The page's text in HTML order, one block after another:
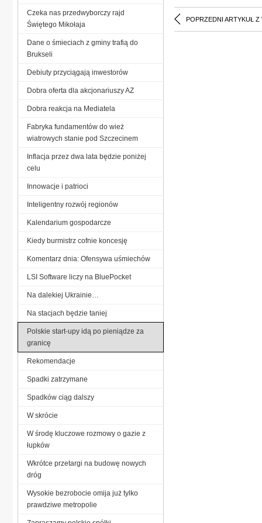
POPRZEDNI ARTYKUŁ Z
Czeka nas przedwyborczy rajd
Świętego Mikołaja
Dane o śmieciach z gminy trafią do
Brukseli
Debiuty przyciągają inwestorów
Dobra oferta dla akcjonariuszy AZ
Dobra reakcja na Mediatela
Fabryka fundamentów do wież
wiatrowych stanie pod Szczecinem
Inflacja przez dwa lata będzie poniżej
celu
Innowacje i patrioci
Inteligentny rozwój regionów
Kalendarium gospodarcze
Kiedy burmistrz cofnie koncesję
Komentarz dnia: Ofensywa uśmiechów
LSI Software liczy na BluePocket
Na dalekiej Ukrainie…
Na stacjach będzie taniej
Polskie start-upy idą po pieniądze za
granicę
Rekomendacje
Spadki zatrzymane
Spadków ciąg dalszy
W skrócie
W środę kluczowe rozmowy o gazie z
łupków
Wkrótce przetargi na budowę nowych
dróg
Wysokie bezrobocie omija już tylko
prawdziwe metropolie